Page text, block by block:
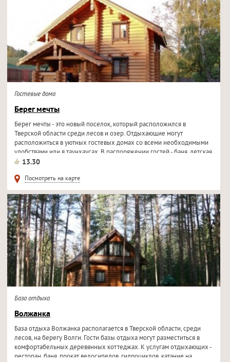
Гостевые дома
Берег мечты
Берег мечты - это новый поселок, который расположился в
Тверской области среди лесов и озер. Отдыхающие могут
расположиться в уютных гостевых домах со всеми необходимыми
удобствами или в таунхаусах. В распоряжении гостей - баня, детская
площадка...
13.30
Посмотреть на карте
База отдыха
Волжанка
База отдыха Волжанка располагается в Тверской области, среди
лесов, на берегу Волги. Гости базы отдыха могут разместиться в
комфортабельных деревянных коттеджах. К услугам отдыхающих -
ресторан, баня, прокат велосипедов, гидроциклов, катание на...